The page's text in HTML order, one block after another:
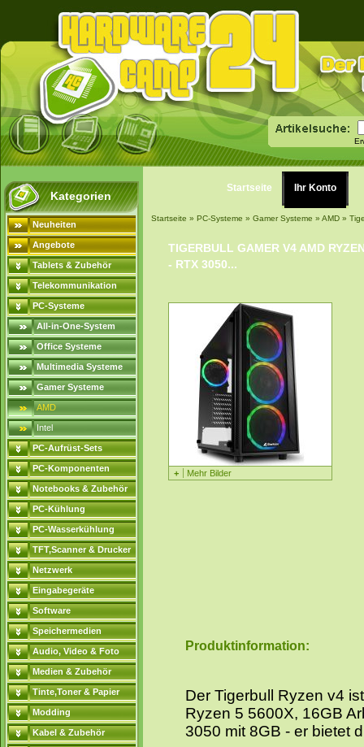
Kategorien
Neuheiten
Angebote
Tablets & Zubehör
Telekommunikation
PC-Systeme
All-in-One-System
Office Systeme
Multimedia Systeme
Gamer Systeme
AMD
Intel
PC-Aufrüst-Sets
PC-Komponenten
Notebooks & Zubehör
PC-Kühlung
PC-Wasserkühlung
TFT,Scanner & Drucker
Netzwerk
Eingabegeräte
Software
Speichermedien
Audio, Video & Foto
Medien & Zubehör
Tinte,Toner & Papier
Modding
Kabel & Zubehör
Startseite Ihr Konto
Startseite » PC-Systeme » Gamer Systeme » AMD »
TIGERBULL GAMER V4 AMD
- RTX 3050...
+ Mehr Bilder
Produktinformation:
Der Tigerbull Ryzen v4
Ryzen 5 5600X, 16GB
3050 mit 8GB - er bietet